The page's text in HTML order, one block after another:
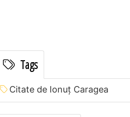
Tags
Citate de Ionuț Caragea